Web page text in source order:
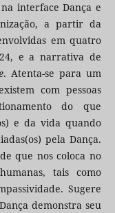
interface Dança e
a partir da
em quatro
e a narrativa de
. Atenta-se para um
com pessoas
do que
e da vida quando
pela Dança.
que nos coloca no
tais como
Sugere
demonstra seu